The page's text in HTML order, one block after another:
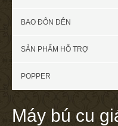
BAO ĐÔN DÊN
SẢN PHẨM HỖ TRỢ
POPPER
Máy bú cu